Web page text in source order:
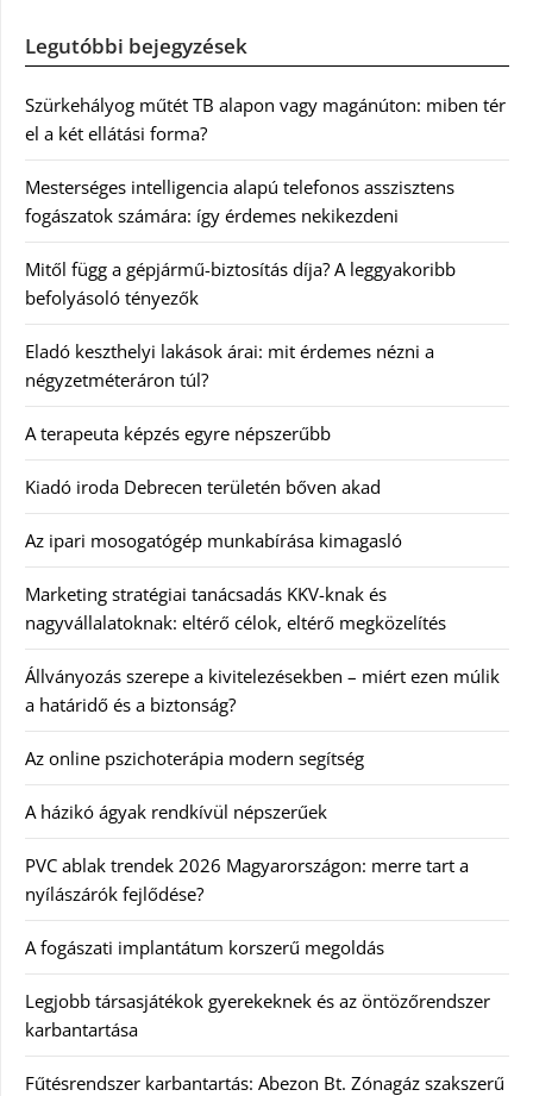
Legutóbbi bejegyzések
Szürkehályog műtét TB alapon vagy magánúton: miben tér
el a két ellátási forma?
Mesterséges intelligencia alapú telefonos asszisztens
fogászatok számára: így érdemes nekikezdeni
Mitől függ a gépjármű-biztosítás díja? A leggyakoribb
befolyásoló tényezők
Eladó keszthelyi lakások árai: mit érdemes nézni a
négyzetméteráron túl?
A terapeuta képzés egyre népszerűbb
Kiadó iroda Debrecen területén bőven akad
Az ipari mosogatógép munkabírása kimagasló
Marketing stratégiai tanácsadás KKV-knak és
nagyvállalatoknak: eltérő célok, eltérő megközelítés
Állványozás szerepe a kivitelezésekben – miért ezen múlik
a határidő és a biztonság?
Az online pszichoterápia modern segítség
A házikó ágyak rendkívül népszerűek
PVC ablak trendek 2026 Magyarországon: merre tart a
nyílászárók fejlődése?
A fogászati implantátum korszerű megoldás
Legjobb társasjátékok gyerekeknek és az öntözőrendszer
karbantartása
Fűtésrendszer karbantartás: Abezon Bt. Zónagáz szakszerű